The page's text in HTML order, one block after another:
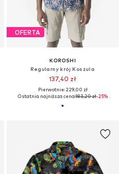
OFERTA
KOROSHI
Regularny krój Koszula
137,40 zł
Pierwotnie: 229,00 zł
Ostatnia najniższa cena:183,20 zł-25%